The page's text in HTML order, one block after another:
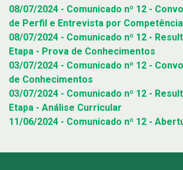
08/07/2024 - Comunicado nº 12 -
de Perfil e Entrevista por
08/07/2024 - Comunicado nº 12 -
Etapa - Prova de Conhecimentos
03/07/2024 - Comunicado nº 12 -
de Conhecimentos
03/07/2024 - Comunicado nº 12 -
Etapa - Análise Curricular
11/06/2024 - Comunicado nº 12 -